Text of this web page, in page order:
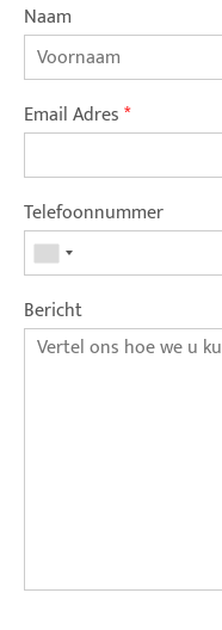
Naam
Email Adres*
Telefoonnummer
Bericht